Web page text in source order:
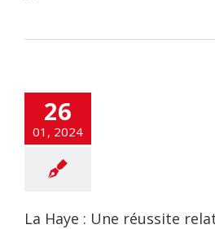
26
01, 2024
La Haye : Une réussite